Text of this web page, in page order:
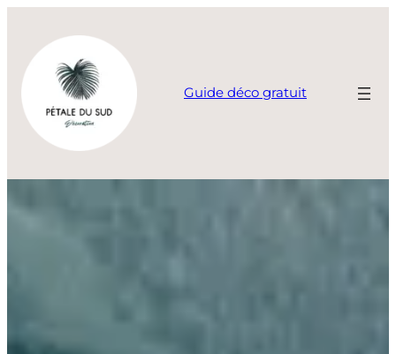
contenu
Guide déco gratuit